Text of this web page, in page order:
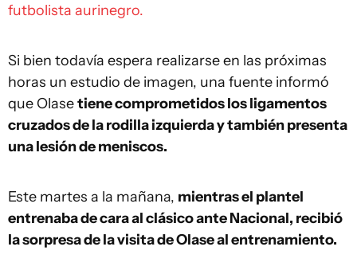
futbolista aurinegro.
Si bien todavía espera realizarse en las próximas
horas un estudio de imagen, una fuente informó
que Olasetiene comprometidos los ligamentos
cruzados de la rodilla izquierda y también presenta
una lesión de meniscos.
Este martes a la mañana, mientras el plantel
entrenaba de cara al clásico ante Nacional, recibió
la sorpresa de la visita de Olase al entrenamiento.